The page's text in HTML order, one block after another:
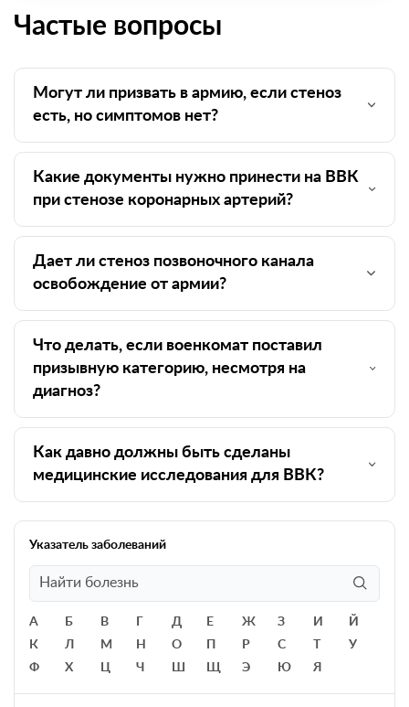
Частые вопросы
Могут ли призвать в армию, если стеноз
есть, но симптомов нет?
Какие документы нужно принести на ВВК
при стенозе коронарных артерий?
Дает ли стеноз позвоночного канала
освобождение от армии?
Что делать, если военкомат поставил
призывную категорию, несмотря на
диагноз?
Как давно должны быть сделаны
медицинские исследования для ВВК?
Указатель заболеваний
А Б В Г Д Е Ж З И
Й
К
Л М Н О П Р С Т
У
Ф
Х Ч Э Ю Я